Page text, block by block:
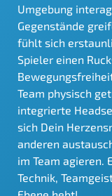
Umgebung
Gegenstände
fühlt sich
Spieler einen
Team physisch
integrierte
sich Dein
anderen
im Team agieren.
Technik,